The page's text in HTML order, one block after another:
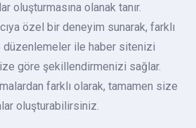
oluşturmasına olanak tanır.
özel bir deneyim sunarak, farklı
düzenlemeler ile haber sitenizi
göre şekillendirmenizi sağlar.
farklı olarak, tamamen size
oluşturabilirsiniz.